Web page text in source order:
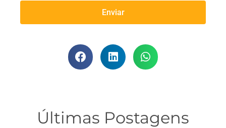
Enviar
Últimas Postagens